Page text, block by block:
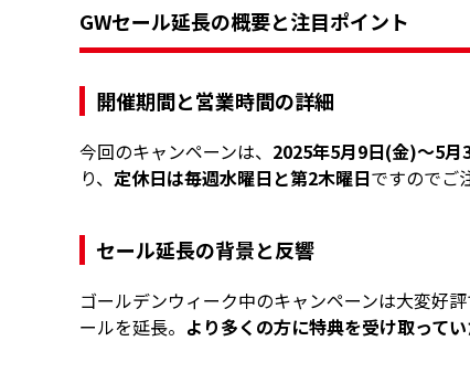
GWセール延長の概要と注目ポイント
開催期間と営業時間の詳細
今回のキャンペーンは、 2025年5月9日(金)～5月
り、 定休日は毎週水曜日と第2木曜日ですのでご
セール延長の背景と反響
ゴールデンウィーク中のキャンペーンは大変好
ールを延長。 より多くの方に特典を受け取って